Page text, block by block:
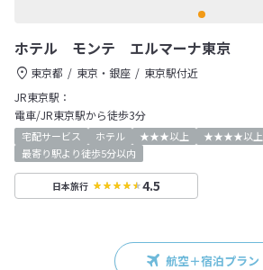
ホテル モンテ エルマーナ東京
東京都 東京・銀座
東京駅付近
JR東京駅：
電車/JR東京駅から徒歩3分
宅配サービス ホテル ★★★以上
★★★★以上
最寄り駅より徒歩5分以内
日本旅行 4.5
航空＋宿泊プラン